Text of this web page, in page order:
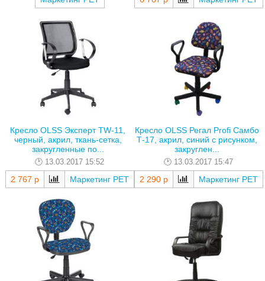
Кресло OLSS Эксперт TW-11,
черный, акрил, ткань-сетка,
закругленные по...
13.03.2017 15:52
2 767 р Маркетинг РЕТ
Кресло OLSS Регал Profi Самбо
Т-17, акрил, синий с рисунком,
закруглен...
13.03.2017 15:47
2 290 р Маркетинг РЕТ